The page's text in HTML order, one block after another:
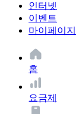
인터넷
이벤트
마이페이지
홈
요금제